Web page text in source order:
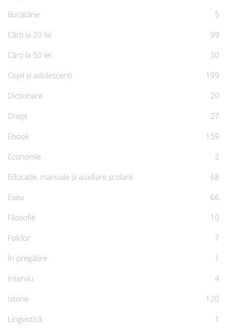
Bucătărie
5
Cărți la 20 lei
99
Cărți la 50 lei
30
Copii și adolescenți
199
Dicționare
20
Drept
27
Ebook
159
Economie
2
Educație, manuale și auxiliare școlare
68
Eseu
66
Filosofie
10
Folclor
7
În pregătire
1
Interviu
4
Istorie
120
Lingvistică
1